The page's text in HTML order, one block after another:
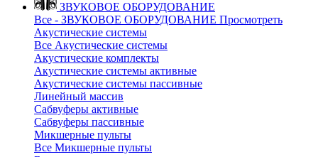
ЗВУКОВОЕ ОБОРУДОВАНИЕ
Все - ЗВУКОВОЕ ОБОРУДОВАНИЕ Просмотреть
Акустические системы
Все Акустические системы
Акустические комплекты
Акустические системы активные
Акустические системы пассивные
Линейный массив
Сабвуферы активные
Сабвуферы пассивные
Микшерные пульты
Все Микшерные пульты